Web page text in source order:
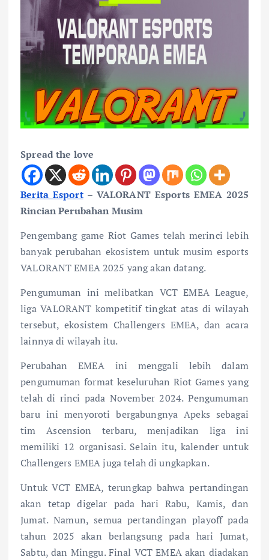
Spread the love
Berita Esport– VALORANT Esports EMEA 2025
Rincian Perubahan Musim
Pengembang game Riot Games telah merinci lebih
banyak perubahan ekosistem untuk musim esports
VALORANT EMEA 2025 yang akan datang.
Pengumuman ini melibatkan VCT EMEA League,
liga VALORANT kompetitif tingkat atas di wilayah
tersebut, ekosistem Challengers EMEA, dan acara
lainnya di wilayah itu.
Perubahan EMEA ini menggali lebih dalam
pengumuman format keseluruhan Riot Games yang
telah di rinci pada November 2024. Pengumuman
baru ini menyoroti bergabungnya Apeks sebagai
tim Ascension terbaru, menjadikan liga ini
memiliki 12 organisasi. Selain itu, kalender untuk
Challengers EMEA juga telah di ungkapkan.
Untuk VCT EMEA, terungkap bahwa pertandingan
akan tetap digelar pada hari Rabu, Kamis, dan
Jumat. Namun, semua pertandingan playoff pada
tahun 2025 akan berlangsung pada hari Jumat,
Sabtu, dan Minggu. Final VCT EMEA akan diadakan